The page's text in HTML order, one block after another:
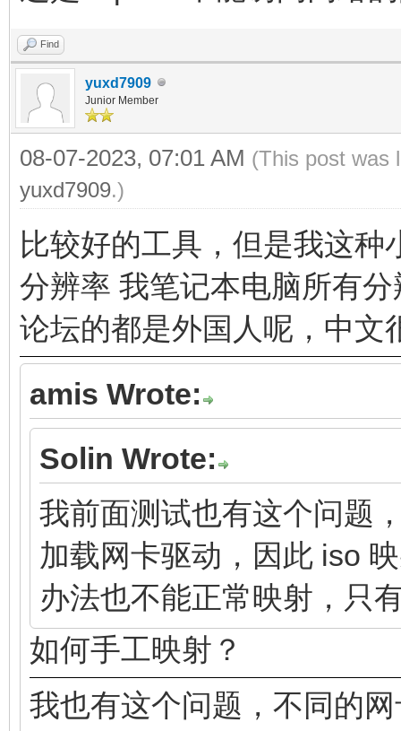
Find
yuxd7909
Junior Member
08-07-2023, 07:01 AM (This post was
yuxd7909.)
比较好的工具，但是我这
分辨率 我笔记本电脑所有
论坛的都是外国人呢，中文
amis Wrote:
Solin Wrote:
我前面测试也有这个问题
加载网卡驱动，因此 iso
办法也不能正常映射，只
如何手工映射？
我也有这个问题，不同的